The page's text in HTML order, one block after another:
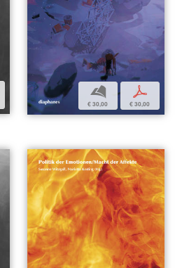
b
€ 30,00
p
€ 30,00